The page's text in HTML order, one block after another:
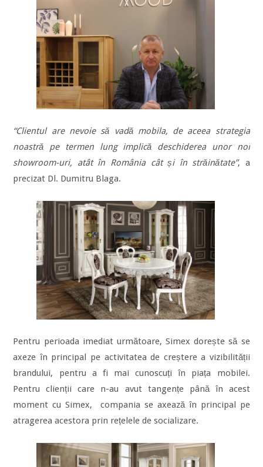
“Clientul are nevoie să vadă mobila, de aceea strategia
noastră pe termen lung implică deschiderea unor noi
showroom-uri, atât în România cât și în străinătate”, a
precizat Dl. Dumitru Blaga.
Pentru perioada imediat următoare, Simex dorește să se
axeze în principal pe activitatea de creștere a vizibilității
brandului, pentru a fi mai cunoscuți în piața mobilei.
Pentru clienții care n-au avut tangențe până în acest
moment cu Simex, compania se axează în principal pe
atragerea acestora prin rețelele de socializare.